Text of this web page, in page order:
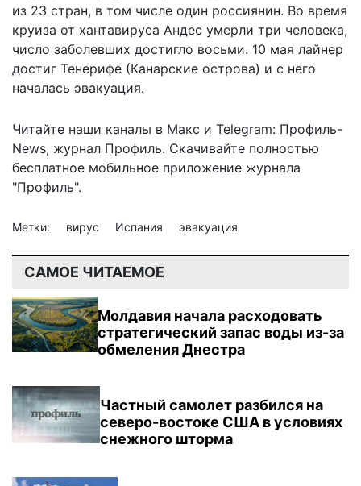
из 23 стран, в том числе один россиянин. Во время
круиза от хантавируса Андес умерли три человека,
число заболевших достигло восьми. 10 мая лайнер
достиг Тенерифе (Канарские острова) и с него
началась эвакуация.
Читайте наши каналы в Макс и Telegram: Профиль-
News, журнал Профиль. Скачивайте полностью
бесплатное мобильное приложение журнала
"Профиль".
Метки: вирус Испания эвакуация
САМОЕ ЧИТАЕМОЕ
Молдавия начала расходовать
стратегический запас воды из-за
обмеления Днестра
Частный самолет разбился на
северо-востоке США в условиях
снежного шторма